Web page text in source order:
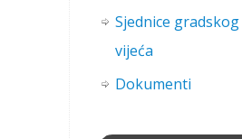
Sjednice gradskog
vijeća
Dokumenti